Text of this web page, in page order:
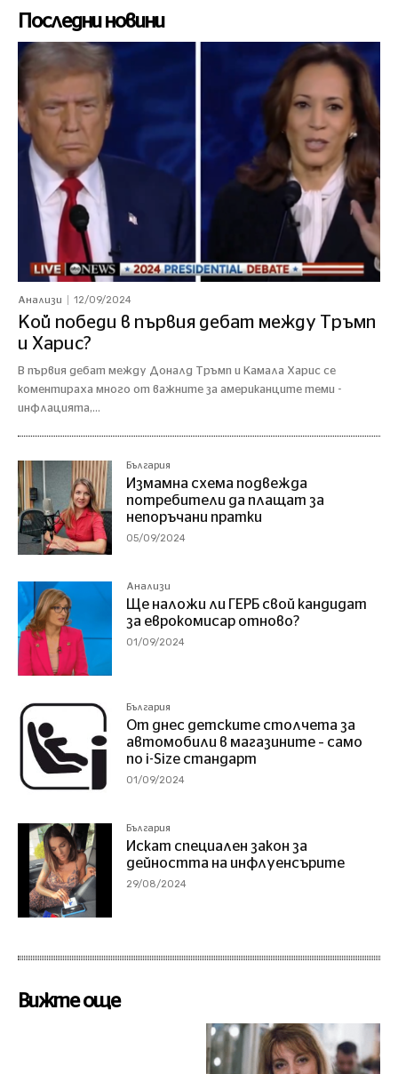
Последни новини
Анализи 12/09/2024
Кой победи в първия дебат между Тръмп
и Харис?
В първия дебат между Доналд Тръмп и Камала Харис се
коментираха много от важните за американците теми -
инфлацията,...
България
Измамна схема подвежда
потребители да плащат за
непоръчани пратки
05/09/2024
Анализи
Ще наложи ли ГЕРБ свой кандидат
за еврокомисар отново?
01/09/2024
България
От днес детските столчета за
автомобили в магазините – само
по i-Size стандарт
01/09/2024
България
Искат специален закон за
дейността на инфлуенсърите
29/08/2024
Вижте още